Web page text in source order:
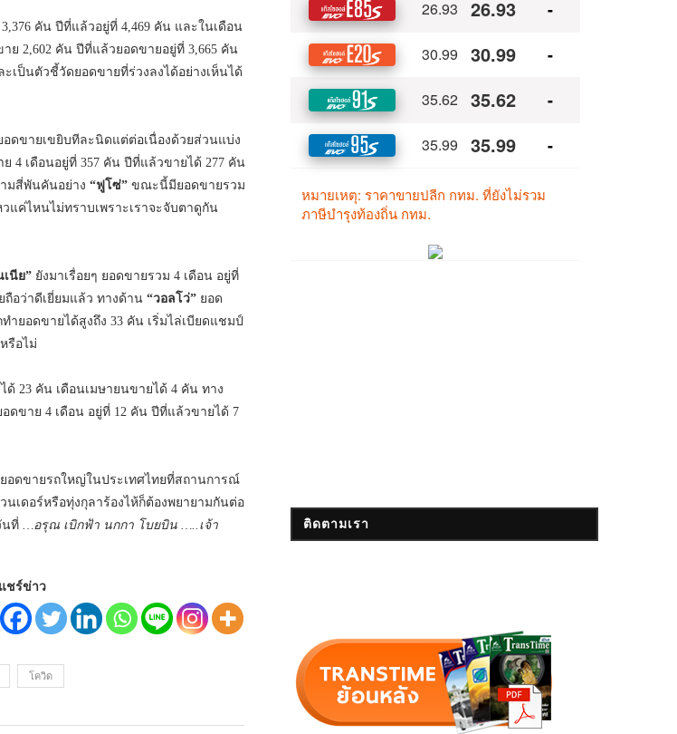
คัน ปีที่แล้วอยู่ที่ 4,469 คัน และในเดือน
ย 2,602 คัน ปีที่แล้วยอดขายอยู่ที่ 3,665 คัน
เป็นตัวชี้วัดยอดขายที่ร่วงลงได้อย่างเห็นได้
อดขายเขยิบทีละนิดแต่ต่อเนื่องด้วยส่วนแบ่ง
4 เดือนอยู่ที่ 357 คัน ปีที่แล้วขายได้ 277 คัน
มสี่พันคันอย่าง “ฟูโซ่” ขณะนี้มียอดขายรวม
แค่ไหนไม่ทราบเพราะเราจะจับตาดูกัน
นีย” ยังมาเรื่อยๆ ยอดขายรวม 4 เดือน อยู่ที่
อว่าดีเยี่ยมแล้ว ทางด้าน “วอลโว่” ยอด
ยอดขายได้สูงถึง 33 คัน เริ่มไล่เบียดแชมป์
รือไม่
23 คัน เดือนเมษายนขายได้ 4 คัน ทาง
อดขาย 4 เดือน อยู่ที่ 12 คัน ปีที่แล้วขายได้ 7
อดขายรถใหญ่ในประเทศไทยที่สถานการณ์
นเดอร์หรือทุ่งกุลาร้องไห้ก็ต้องพยายามกันต่อ
นที่ …อรุณ เบิกฟ้า นกกา โบยบิน …..เจ้า
แชร์ข่าว
โควิด
ติดตามเรา